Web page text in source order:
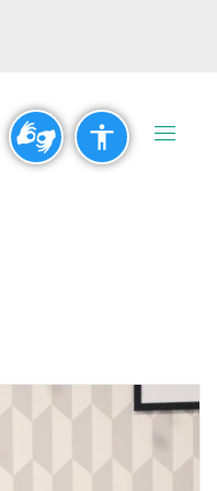
title